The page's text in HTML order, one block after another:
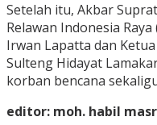
Setelah itu, Akbar
Relawan Indonesia
Irwan Lapatta dan
Sulteng Hidayat
korban bencana
editor: moh. habil